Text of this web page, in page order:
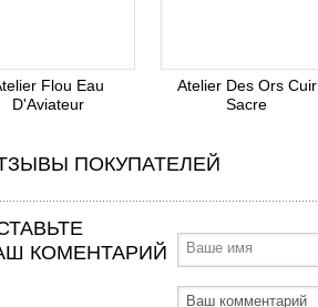
Flou Eau
D'Aviateur
Atelier Des Ors Cuir
Sacre
ПОКУПАТЕЛЕЙ
КОМЕНТАРИЙ